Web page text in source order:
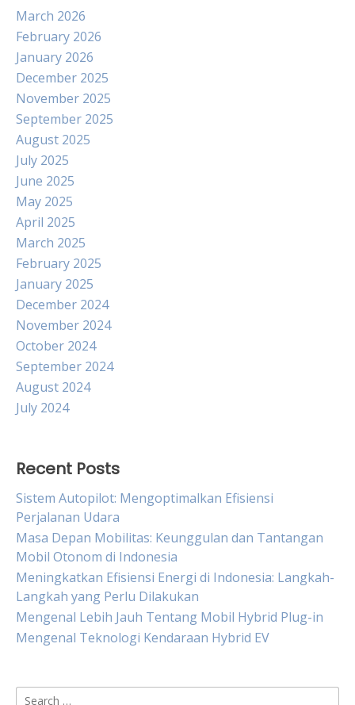
March 2026
February 2026
January 2026
December 2025
November 2025
September 2025
August 2025
July 2025
June 2025
May 2025
April 2025
March 2025
February 2025
January 2025
December 2024
November 2024
October 2024
September 2024
August 2024
July 2024
Recent Posts
Sistem Autopilot: Mengoptimalkan Efisiensi
Perjalanan Udara
Masa Depan Mobilitas: Keunggulan dan Tantangan
Mobil Otonom di Indonesia
Meningkatkan Efisiensi Energi di Indonesia: Langkah-
Langkah yang Perlu Dilakukan
Mengenal Lebih Jauh Tentang Mobil Hybrid Plug-in
Mengenal Teknologi Kendaraan Hybrid EV
Search